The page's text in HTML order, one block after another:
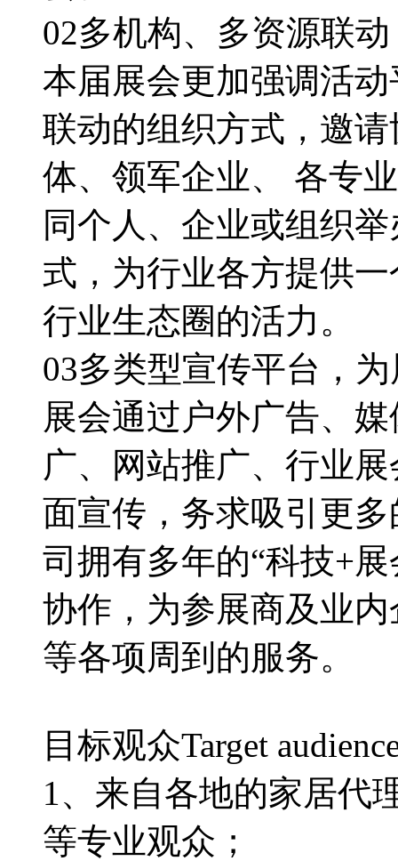
02多机构、多资源联
本届展会更加强调活
联动的组织方式，邀
体、领军企业、 各专
同个人、企业或组织
式，为行业各方提供
行业生态圈的活力。
03多类型宣传平台，
展会通过户外广告、
广、网站推广、行业
面宣传，务求吸引更
司拥有多年的“科技+
协作，为参展商及业
等各项周到的服务。
目标观众Target
1、来自各地的家居代
等专业观众；